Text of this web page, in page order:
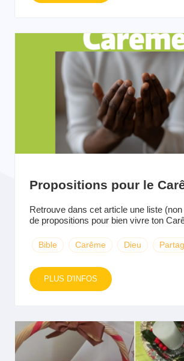
Propositions pour le
Retrouve dans cet article une liste
de propositions pour bien vivre ton
Bible Carême Dieu
PLUS D'INFOS